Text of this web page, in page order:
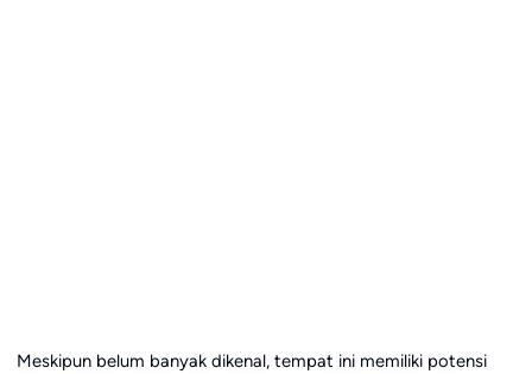
Meskipun belum banyak dikenal, tempat ini memiliki potensi